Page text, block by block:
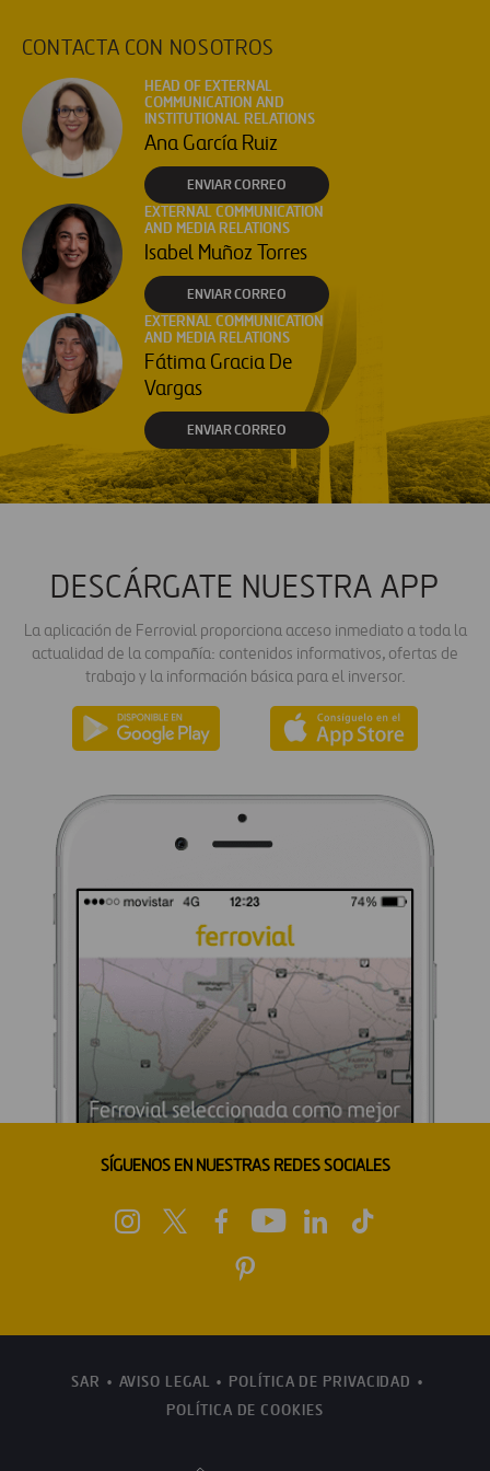
CONTACTA CON NOSOTROS
HEAD OF EXTERNAL
COMMUNICATION AND
INSTITUTIONAL RELATIONS
Ana García Ruiz
ENVIAR CORREO
EXTERNAL COMMUNICATION
AND MEDIA RELATIONS
Isabel Muñoz Torres
ENVIAR CORREO
EXTERNAL COMMUNICATION
AND MEDIA RELATIONS
Fátima Gracia De
Vargas
ENVIAR CORREO
DESCÁRGATE NUESTRA APP
La aplicación de Ferrovial proporciona acceso inmediato a toda la
actualidad de la compañía: contenidos informativos, ofertas de
trabajo y la información básica para el inversor.
SÍGUENOS EN NUESTRAS REDES SOCIALES
SAR AVISO LEGAL
POLÍTICA DE PRIVACIDAD
POLÍTICA DE COOKIES